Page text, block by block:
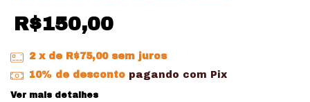
R$150,00
2 x de R$75,00 sem juros
10% de descontopagando com Pix
Ver mais detalhes